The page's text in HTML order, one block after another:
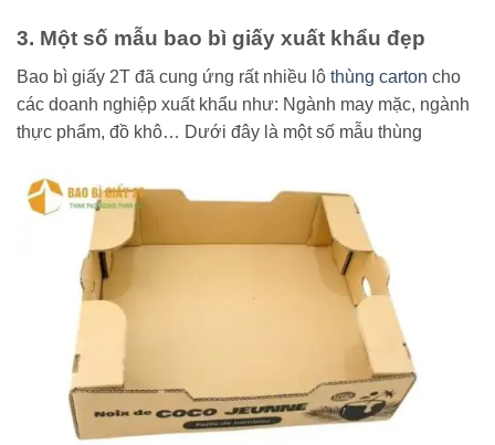
3. Một số mẫu bao bì giấy xuất khẩu đẹp
Bao bì giấy 2T đã cung ứng rất nhiều lô thùng carton cho
các doanh nghiệp xuất khẩu như: Ngành may mặc, ngành
thực phẩm, đồ khô… Dưới đây là một số mẫu thùng